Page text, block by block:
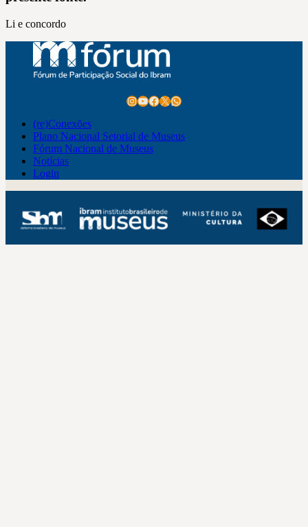
Li e concordo
Instagram
Youtube
Facebook
X WhatsApp
(re)Conexões
Plano Nacional Setorial de Museus
Fórum Nacional de Museus
Notícias
Login